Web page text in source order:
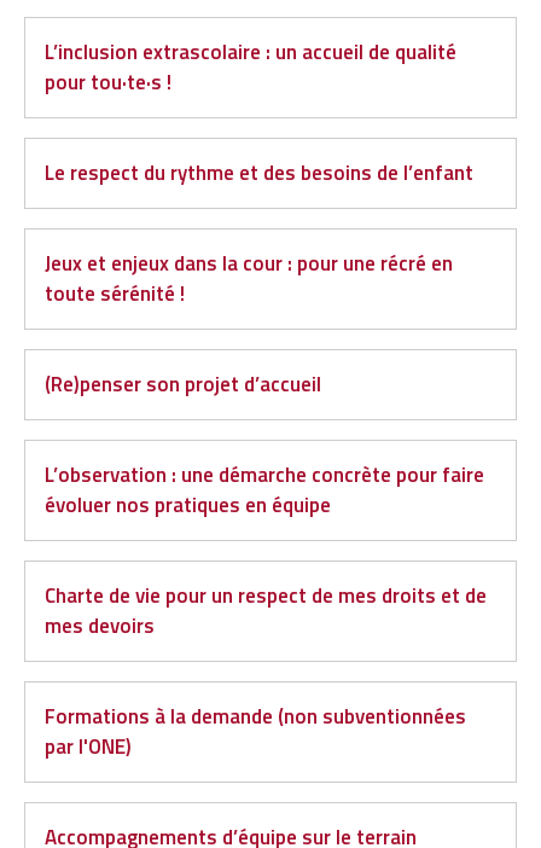
L’inclusion extrascolaire : un accueil de qualité
pour tou·te·s !
Le respect du rythme et des besoins de l’enfant
Jeux et enjeux dans la cour : pour une récré en
toute sérénité !
(Re)penser son projet d’accueil
L’observation : une démarche concrète pour faire
évoluer nos pratiques en équipe
Charte de vie pour un respect de mes droits et de
mes devoirs
Formations à la demande (non subventionnées
par l'ONE)
Accompagnements d’équipe sur le terrain